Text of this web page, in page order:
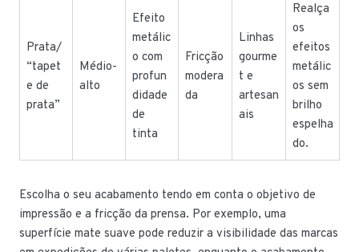
Prata/
“tapet
e de
prata”
Médio-
alto
Efeito
metálic
o com
profun
didade
de
tinta
Fricção
modera
da
Linhas
gourme
t e
artesan
ais
Realça
os
efeitos
metálic
os sem
brilho
espelha
do.
Escolha o seu acabamento tendo em conta o objetivo de
impressão e a fricção da prensa. Por exemplo, uma
superfície mate suave pode reduzir a visibilidade das marcas